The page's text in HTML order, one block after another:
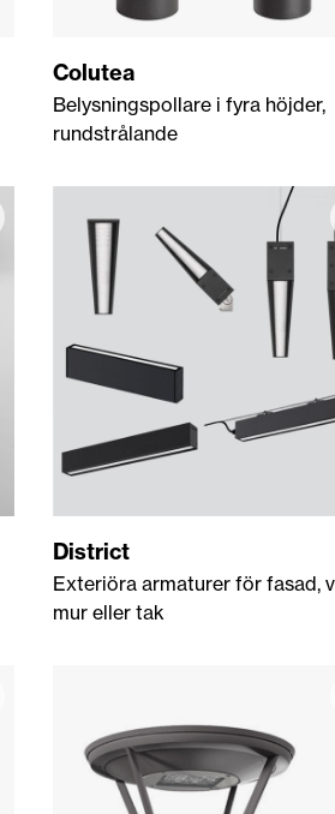
Colutea
Belysningspollare i fyra höjder,
rundstrålande
District
Exteriöra armaturer för fasad,
mur eller tak